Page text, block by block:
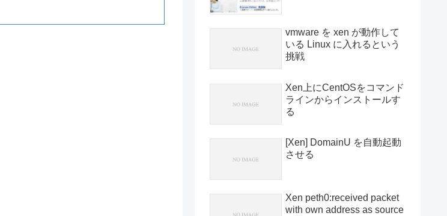
vmware を xen が動作して
いる Linux に入れるという
挑戦
Xen上にCentOSをコマンド
ラインからインストールす
る
[Xen] DomainU を自動起動
させる
Xen peth0:received packet
with own address as source